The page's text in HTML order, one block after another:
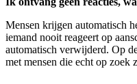
Mensen krijgen automatisch
iemand nooit reageert op
automatisch verwijderd. Op
met mensen die echt op zoek